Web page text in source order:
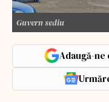
Guvern sediu
Adaugă-ne